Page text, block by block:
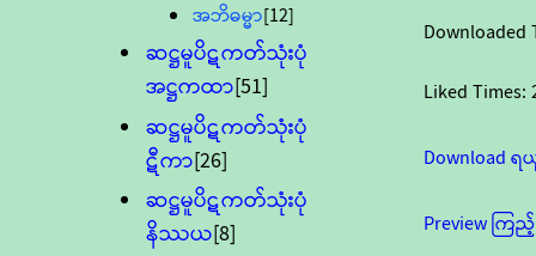
အဘိဓမ္မာ[12]
ဆဋ္ဌမူပိဋကတ်သုံးပုံ
အဋ္ဌကထာ[51]
ဆဋ္ဌမူပိဋကတ်သုံးပုံ
ဋီကာ[26]
ဆဋ္ဌမူပိဋကတ်သုံးပုံ
နိဿယ[8]
Downloaded
Liked Times:
Download
Preview ကြ